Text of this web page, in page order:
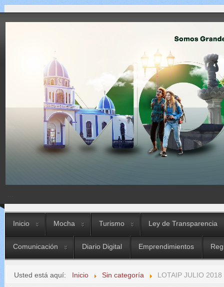
Inicio Mocha Turismo Ley de Transparencia
Comunicación Diario Digital Emprendimientos
Usted está aquí: Inicio Sin categoría LOTAIP JULIO 2018